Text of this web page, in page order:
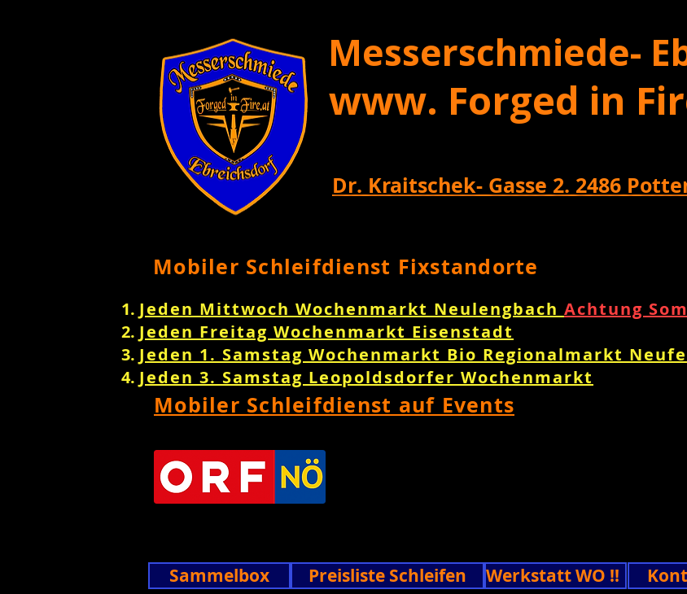
Messerschmiede-
www. Forged in
Dr. Kraitschek- Gasse 2. 2486
Mobiler Schleifdienst Fixstandorte
Jeden Mittwoch Wochenmarkt Neulengbach Achtung
Jeden Freitag Wochenmarkt Eisenstadt
Jeden 1. Samstag Wochenmarkt Bio Regionalmarkt
Jeden 3. Samstag Leopoldsdorfer Wochenmarkt
Mobiler Schleifdienst auf Events
Sammelbox Preisliste Schleifen Werkstatt WO !!